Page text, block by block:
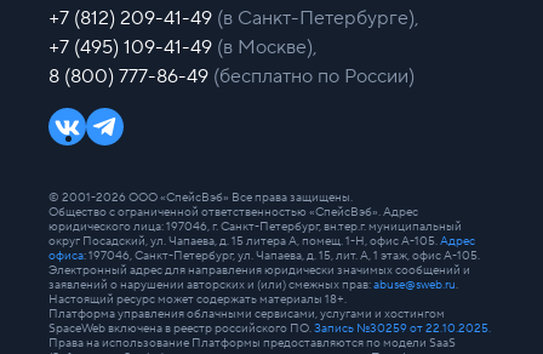
+7 (812) 209-41-49 (в Санкт-Петербурге),
+7 (495) 109-41-49 (в Москве),
8 (800) 777-86-49 (бесплатно по России)
© 2001-2026 ООО «СпейсВэб» Все права защищены.
Общество с ограниченной ответственностью «СпейсВэб». Адрес
юридического лица: 197046, г. Санкт-Петербург, вн.тер.г. муниципальный
округ Посадский, ул. Чапаева, д. 15 литера А, помещ. 1-Н, офис А-105. Адрес
офиса: 197046, Санкт-Петербург, ул. Чапаева, д. 15, лит. А, 1 этаж, офис А-105.
Электронный адрес для направления юридически значимых сообщений и
заявлений о нарушении авторских и (или) смежных прав:abuse@sweb.ru
Настоящий ресурс может содержать материалы 18+.
Платформа управления облачными сервисами, услугами и хостингом
SpaceWeb включена в реестр российского ПО. Запись №30259 от 22.10.2025.
Права на использование Платформы предоставляются по модели SaaS